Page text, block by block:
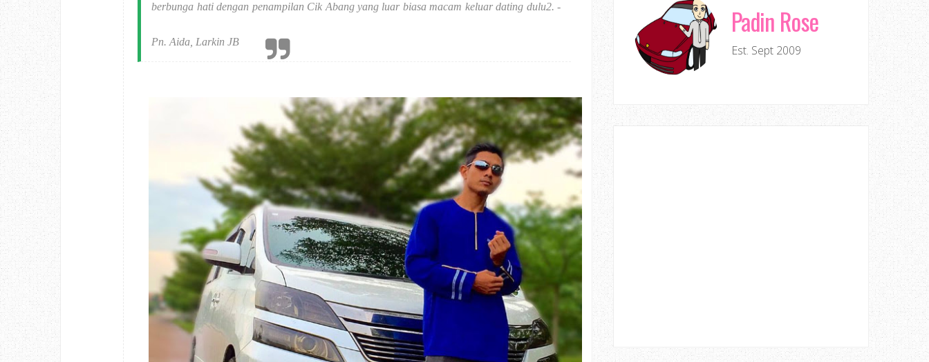
berbunga hati dengan penampilan Cik Abang yang luar biasa macam keluar dating dulu2. -
Pn. Aida, Larkin JB
Padin Rose
Est. Sept 2009